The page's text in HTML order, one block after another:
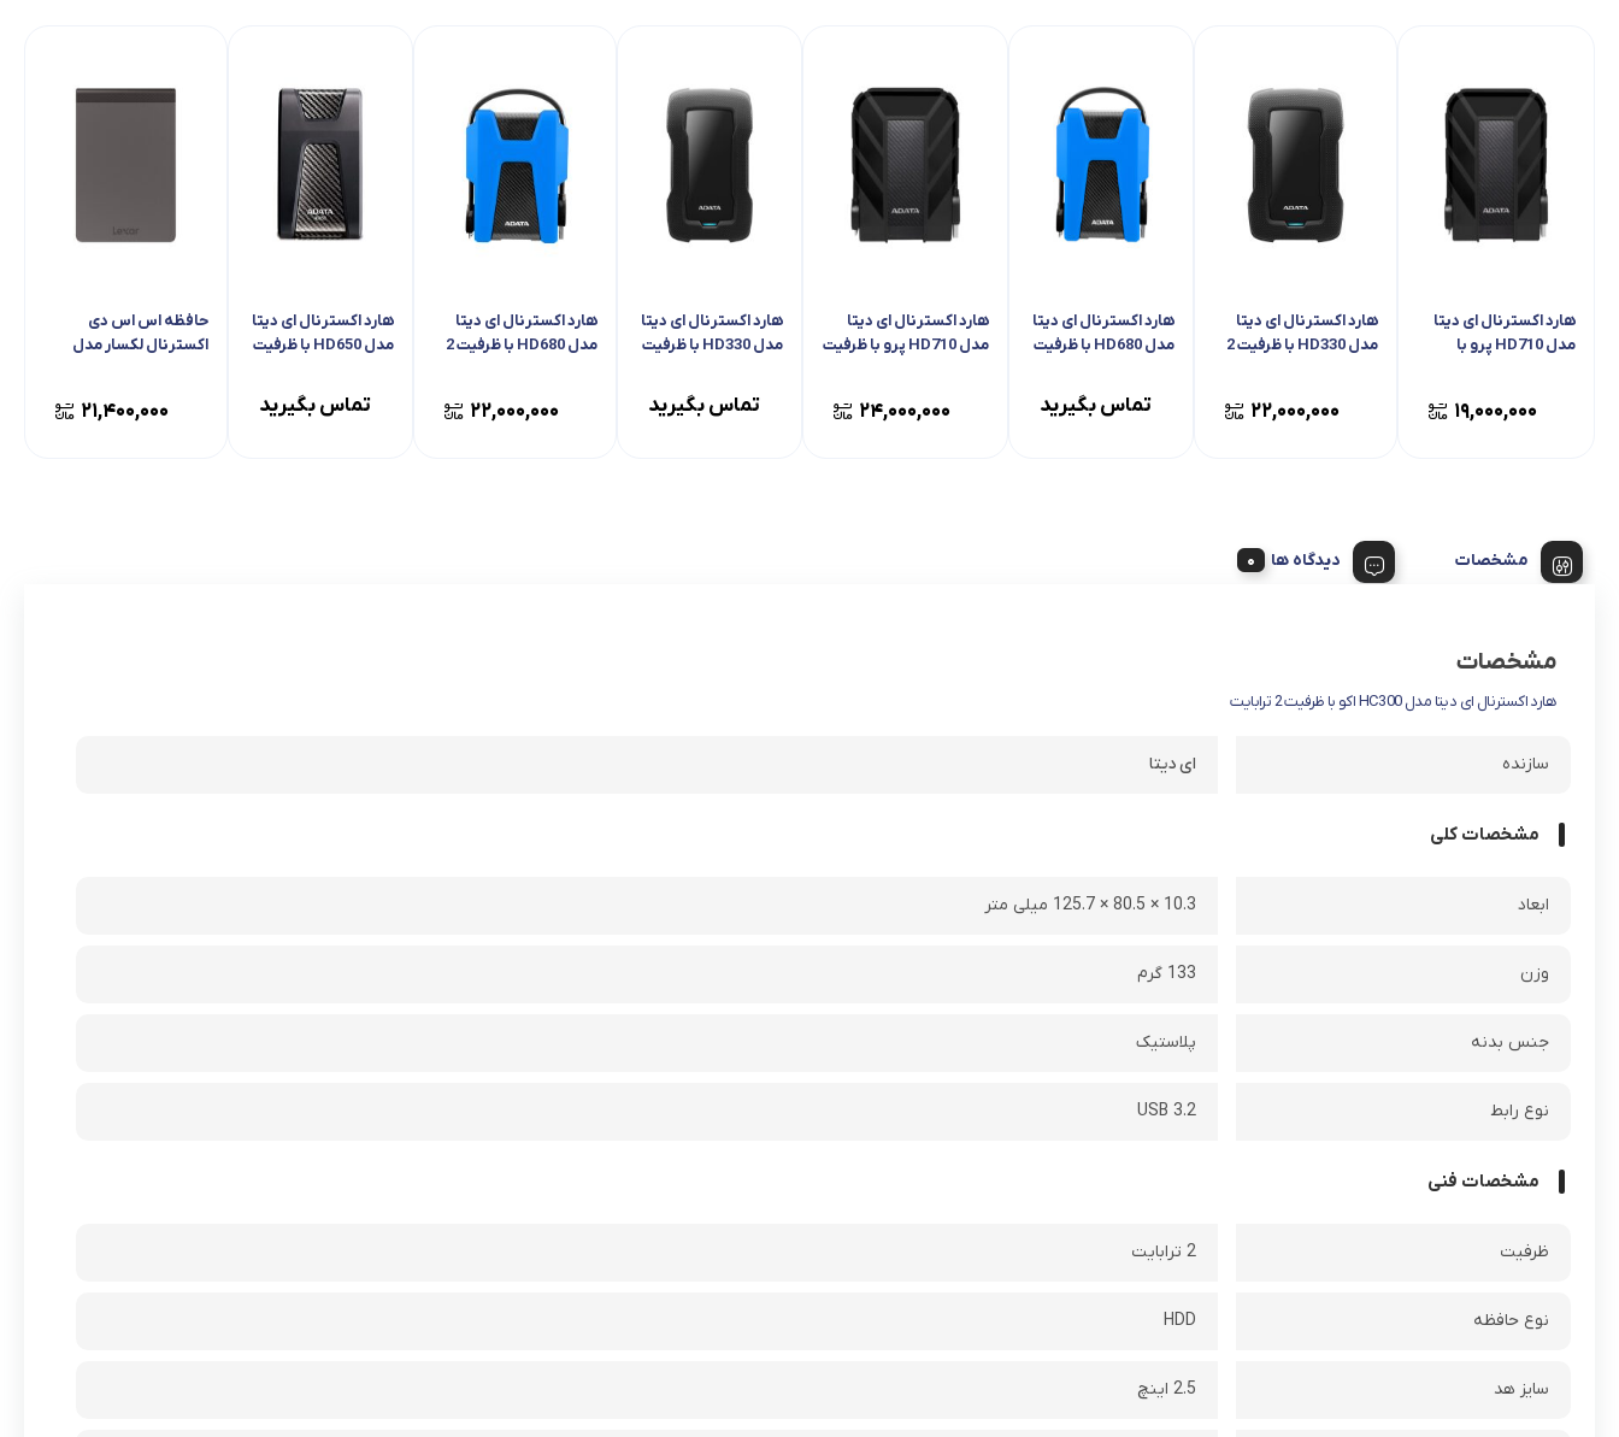
هارد اکسترنال ای دیتا
مدل HD710 پرو با
۱۹,۰۰۰,۰۰۰
هارد اکسترنال ای دیتا
مدل HD330 با ظرفیت 2
۲۲,۰۰۰,۰۰۰
هارد اکسترنال ای دیتا
مدل HD680 با ظرفیت
تماس بگیرید
هارد اکسترنال ای دیتا
مدل HD710 پرو با ظرفیت
۲۴,۰۰۰,۰۰۰
هارد اکسترنال ای دیتا
مدل HD330 با ظرفیت
تماس بگیرید
هارد اکسترنال ای دیتا
مدل HD680 با ظرفیت 2
۲۲,۰۰۰,۰۰۰
هارد اکسترنال ای دیتا
مدل HD650 با ظرفیت
تماس بگیرید
حافظه اس اس دی
اکسترنال لکسار مدل
۲۱,۴۰۰,۰۰۰
مشخصات دیدگاه ها
مشخصات
هارد اکسترنال ای دیتا مدل HC300 اکو با ظرفیت 2 ترابایت
سازنده ای دیتا
مشخصات کلی
ابعاد 10.3 × 80.5 × 125.7 میلی متر
وزن 133 گرم
جنس بدنه پلاستیک
نوع رابط USB 3.2
مشخصات فنی
ظرفیت 2 ترابایت
نوع حافظه HDD
سایز هد 2.5 اینچ